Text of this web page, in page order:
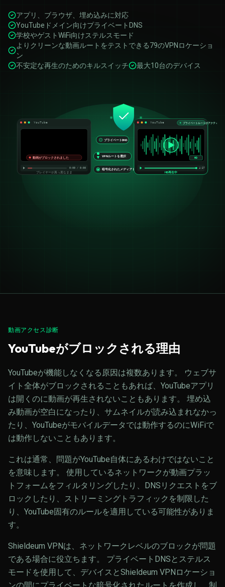
アプリ、ブラウザ、埋め込みに対応
YouTubeドメイン向けプライベートDNS
学校やゲストWiFi向けステルスモード
よりクリーンな動画ルートをテストできる79のVPNロケーショ
ン
不安定な再生のためのキルスイッチ
最大10台のデバイス
YouTube
動画がブロックされました
0:00 / 0:00
プレイヤーが真っ黒なまま
プライベートDNS
VPNルートを選択
暗号化されたメディアトンネル
YouTube プライベートルートがアクティブ
HD
4:37
HD再生中
動画アクセス診断
YouTubeがブロックされる理由
YouTubeが機能しなくなる原因は複数あります。 ウェブサ
イト全体がブロックされることもあれば、YouTubeアプリ
は開くのに動画が再生されないこともあります。 埋め込
み動画が空白になったり、サムネイルが読み込まれなかっ
たり、YouTubeがモバイルデータでは動作するのにWiFiで
は動作しないこともあります。
これは通常、問題がYouTube自体にあるわけではないこと
を意味します。 使用しているネットワークが動画プラッ
トフォームをフィルタリングしたり、DNSリクエストをブ
ロックしたり、ストリーミングトラフィックを制限した
り、YouTube固有のルールを適用している可能性がありま
す。
Shieldeum VPNは、ネットワークレベルのブロックが問題
である場合に役立ちます。 プライベートDNSとステルス
モードを使用して、デバイスとShieldeum VPNロケーショ